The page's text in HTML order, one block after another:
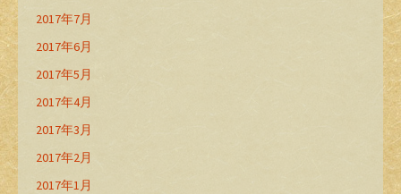
2017年7月
2017年6月
2017年5月
2017年4月
2017年3月
2017年2月
2017年1月